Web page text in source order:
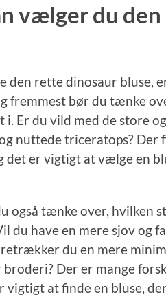
vælger du
den rette dinosaur bluse,
fremmest bør du tænke
i. Er du vild med de store
nuttede triceratops?
det er vigtigt at vælge en
også tænke over, hvilken
du have en mere sjov og
du en mere
Der er mange
vigtigt at finde en bluse,